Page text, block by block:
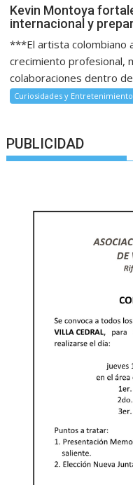
Kevin Montoya
internacional y
***El artista colombiano
crecimiento profesional,
colaboraciones dentro
Curiosidades y Entretenimiento
PUBLICIDAD